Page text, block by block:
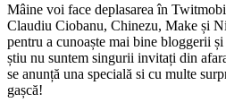
Mâine voi face deplasarea în
Claudiu Ciobanu, Chinezu, Make și
pentru a cunoaște mai bine bloggerii
știu nu suntem singurii invitați din
se anunță una specială si cu multe
gașcă!